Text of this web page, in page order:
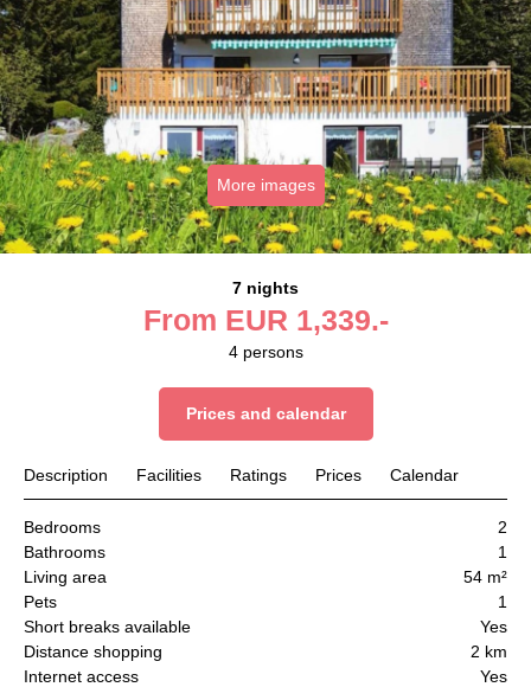
More images
7 nights
From EUR 1,339.-
4 persons
Prices and calendar
Description Facilities Ratings Prices Calendar
Bedrooms
2
Bathrooms
1
Living area
54 m²
Pets
1
Short breaks available
Yes
Distance shopping
2 km
Internet access
Yes